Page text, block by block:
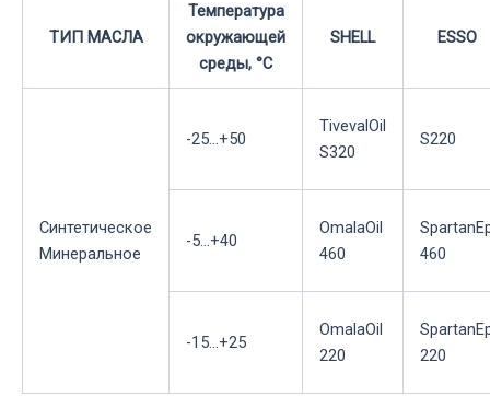
ТИП МАСЛА
Температура
окружающей
среды, °С
SHELL ESSO
Синтетическое
Минеральное
-25...+50
TivevalOil
S320
S220
-5...+40
OmalaOil
460
460
-15...+25
OmalaOil
220
220